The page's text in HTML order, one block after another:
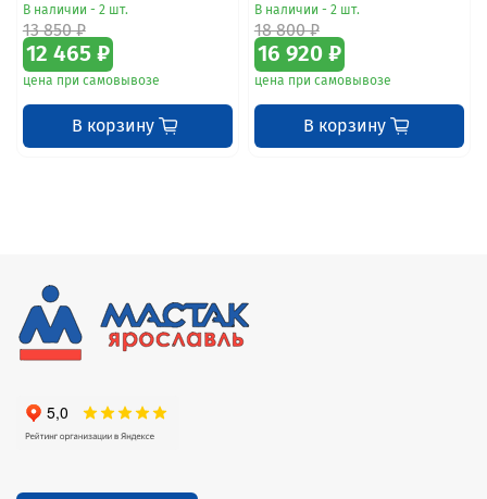
В наличии - 2 шт.
13 850 ₽
12 465 ₽
цена при самовывозе
В корзину
В наличии - 2 шт.
18 800 ₽
16 920 ₽
цена при самовывозе
В корзину